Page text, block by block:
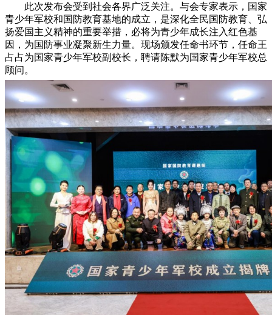
此次发布会受到社会各界广泛关注。与会专家表示，国家
青少年军校和国防教育基地的成立，是深化全民国防教育、弘
扬爱国主义精神的重要举措，必将为青少年成长注入红色基
因，为国防事业凝聚新生力量。现场颁发任命书环节，任命王
占占为国家青少年军校副校长，聘请陈默为国家青少年军校总
顾问。